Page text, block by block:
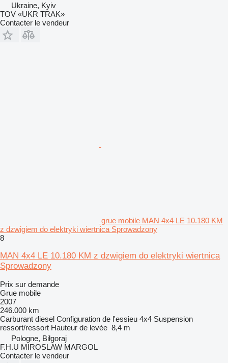
Ukraine, Kyiv
TOV «UKR TRAK»
Contacter le vendeur
grue mobile MAN 4x4 LE 10.180 KM
z dzwigiem do elektryki wiertnica Sprowadzony
8
MAN 4x4 LE 10.180 KM z dzwigiem do elektryki wiertnica
Sprowadzony
Prix sur demande
Grue mobile
2007
246.000 km
Carburant diesel Configuration de l'essieu 4x4 Suspension
ressort/ressort Hauteur de levée 8,4 m
Pologne, Biłgoraj
F.H.U MIROSLAW MARGOL
Contacter le vendeur